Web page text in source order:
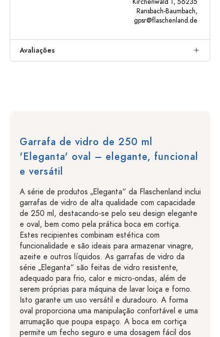
Ransbach-Baumbach,
gpsr@flaschenland.de
Avaliações
Garrafa de vidro de 250 ml
'Eleganta' oval – elegante, funcional
e versátil
A série de produtos „Eleganta“ da Flaschenland inclui
garrafas de vidro de alta qualidade com capacidade
de 250 ml, destacando-se pelo seu design elegante
e oval, bem como pela prática boca em cortiça.
Estes recipientes combinam estética com
funcionalidade e são ideais para armazenar vinagre,
azeite e outros líquidos. As garrafas de vidro da
série „Eleganta“ são feitas de vidro resistente,
adequado para frio, calor e micro-ondas, além de
serem próprias para máquina de lavar loiça e forno.
Isto garante um uso versátil e duradouro. A forma
oval proporciona uma manipulação confortável e uma
arrumação que poupa espaço. A boca em cortiça
permite um fecho seguro e uma dosagem fácil dos